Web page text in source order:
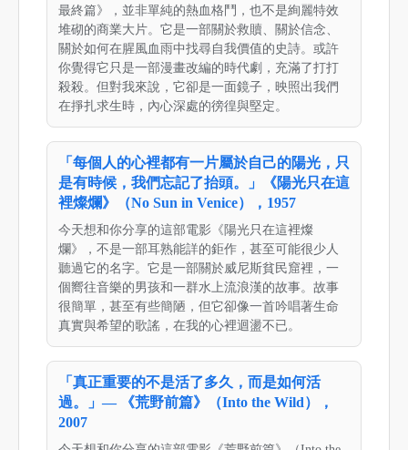
最終篇》，並非單純的熱血格鬥，也不是絢麗特效
堆砌的商業大片。它是一部關於救贖、關於信念、
關於如何在腥風血雨中找尋自我價值的史詩。或許
你覺得它只是一部漫畫改編的時代劇，充滿了打打
殺殺。但對我來說，它卻是一面鏡子，映照出我們
在掙扎求生時，內心深處的徬徨與堅定。
「每個人的心裡都有一片屬於自己的陽光，只
是有時候，我們忘記了抬頭。」《陽光只在這
裡燦爛》（No Sun in Venice），1957
今天想和你分享的這部電影《陽光只在這裡燦
爛》，不是一部耳熟能詳的鉅作，甚至可能很少人
聽過它的名字。它是一部關於威尼斯貧民窟裡，一
個嚮往音樂的男孩和一群水上流浪漢的故事。故事
很簡單，甚至有些簡陋，但它卻像一首吟唱著生命
真實與希望的歌謠，在我的心裡迴盪不已。
「真正重要的不是活了多久，而是如何活
過。」— 《荒野前篇》（Into the Wild），
2007